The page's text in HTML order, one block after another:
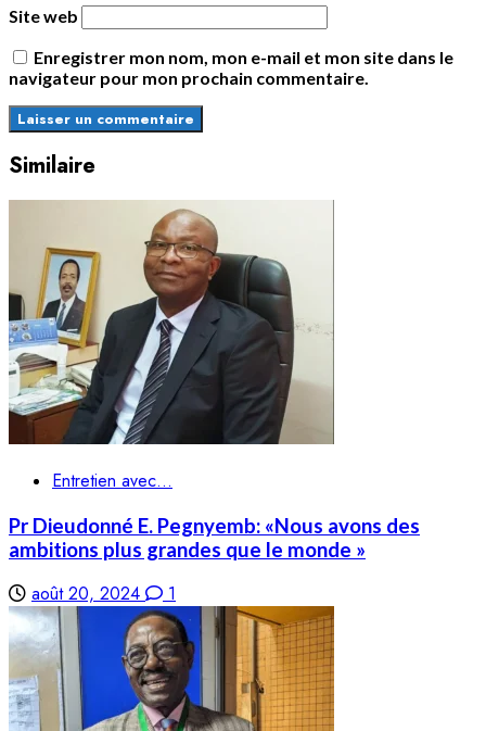
Site web
Enregistrer mon nom, mon e-mail et mon site dans le
navigateur pour mon prochain commentaire.
Similaire
Entretien avec...
Pr Dieudonné E. Pegnyemb: «Nous avons des
ambitions plus grandes que le monde »
août 20, 2024 1